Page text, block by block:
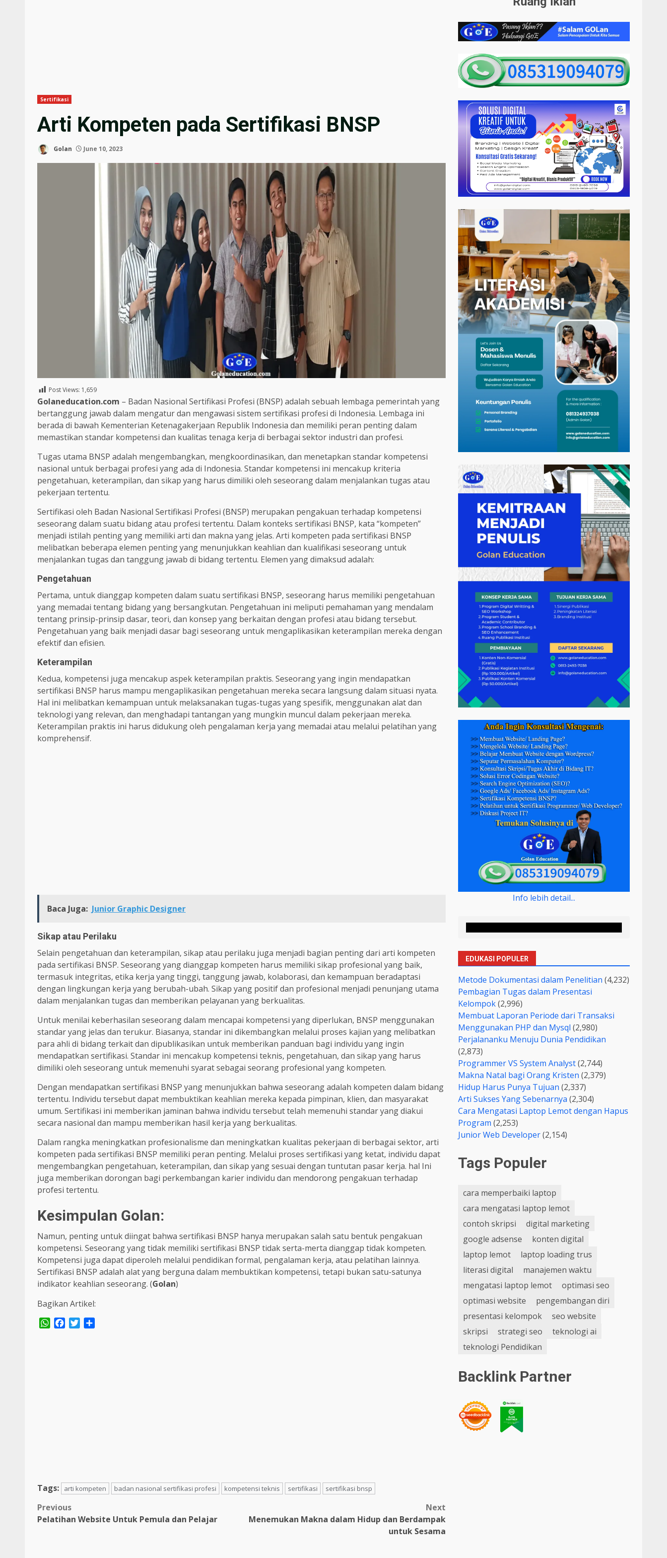
Sertifikasi
Arti Kompeten pada Sertifikasi BNSP
Golan June 10, 2023
Post Views: 1,659
Golaneducation.com – Badan Nasional Sertifikasi Profesi (BNSP) adalah sebuah lembaga pemerintah yang
bertanggung jawab dalam mengatur dan mengawasi sistem sertifikasi profesi di Indonesia. Lembaga ini
berada di bawah Kementerian Ketenagakerjaan Republik Indonesia dan memiliki peran penting dalam
memastikan standar kompetensi dan kualitas tenaga kerja di berbagai sektor industri dan profesi.
Tugas utama BNSP adalah mengembangkan, mengkoordinasikan, dan menetapkan standar kompetensi
nasional untuk berbagai profesi yang ada di Indonesia. Standar kompetensi ini mencakup kriteria
pengetahuan, keterampilan, dan sikap yang harus dimiliki oleh seseorang dalam menjalankan tugas atau
pekerjaan tertentu.
Sertifikasi oleh Badan Nasional Sertifikasi Profesi (BNSP) merupakan pengakuan terhadap kompetensi
seseorang dalam suatu bidang atau profesi tertentu. Dalam konteks sertifikasi BNSP, kata “kompeten”
menjadi istilah penting yang memiliki arti dan makna yang jelas. Arti kompeten pada sertifikasi BNSP
melibatkan beberapa elemen penting yang menunjukkan keahlian dan kualifikasi seseorang untuk
menjalankan tugas dan tanggung jawab di bidang tertentu. Elemen yang dimaksud adalah:
Pengetahuan
Pertama, untuk dianggap kompeten dalam suatu sertifikasi BNSP, seseorang harus memiliki pengetahuan
yang memadai tentang bidang yang bersangkutan. Pengetahuan ini meliputi pemahaman yang mendalam
tentang prinsip-prinsip dasar, teori, dan konsep yang berkaitan dengan profesi atau bidang tersebut.
Pengetahuan yang baik menjadi dasar bagi seseorang untuk mengaplikasikan keterampilan mereka dengan
efektif dan efisien.
Keterampilan
Kedua, kompetensi juga mencakup aspek keterampilan praktis. Seseorang yang ingin mendapatkan
sertifikasi BNSP harus mampu mengaplikasikan pengetahuan mereka secara langsung dalam situasi nyata.
Hal ini melibatkan kemampuan untuk melaksanakan tugas-tugas yang spesifik, menggunakan alat dan
teknologi yang relevan, dan menghadapi tantangan yang mungkin muncul dalam pekerjaan mereka.
Keterampilan praktis ini harus didukung oleh pengalaman kerja yang memadai atau melalui pelatihan yang
komprehensif.
Baca Juga: Junior Graphic Designer
Sikap atau Perilaku
Selain pengetahuan dan keterampilan, sikap atau perilaku juga menjadi bagian penting dari arti kompeten
pada sertifikasi BNSP. Seseorang yang dianggap kompeten harus memiliki sikap profesional yang baik,
termasuk integritas, etika kerja yang tinggi, tanggung jawab, kolaborasi, dan kemampuan beradaptasi
dengan lingkungan kerja yang berubah-ubah. Sikap yang positif dan profesional menjadi penunjang utama
dalam menjalankan tugas dan memberikan pelayanan yang berkualitas.
Untuk menilai keberhasilan seseorang dalam mencapai kompetensi yang diperlukan, BNSP menggunakan
standar yang jelas dan terukur. Biasanya, standar ini dikembangkan melalui proses kajian yang melibatkan
para ahli di bidang terkait dan dipublikasikan untuk memberikan panduan bagi individu yang ingin
mendapatkan sertifikasi. Standar ini mencakup kompetensi teknis, pengetahuan, dan sikap yang harus
dimiliki oleh seseorang untuk memenuhi syarat sebagai seorang profesional yang kompeten.
Dengan mendapatkan sertifikasi BNSP yang menunjukkan bahwa seseorang adalah kompeten dalam bidang
tertentu. Individu tersebut dapat membuktikan keahlian mereka kepada pimpinan, klien, dan masyarakat
umum. Sertifikasi ini memberikan jaminan bahwa individu tersebut telah memenuhi standar yang diakui
secara nasional dan mampu memberikan hasil kerja yang berkualitas.
Dalam rangka meningkatkan profesionalisme dan meningkatkan kualitas pekerjaan di berbagai sektor, arti
kompeten pada sertifikasi BNSP memiliki peran penting. Melalui proses sertifikasi yang ketat, individu dapat
mengembangkan pengetahuan, keterampilan, dan sikap yang sesuai dengan tuntutan pasar kerja. hal Ini
juga memberikan dorongan bagi perkembangan karier individu dan mendorong pengakuan terhadap
profesi tertentu.
Kesimpulan Golan:
Namun, penting untuk diingat bahwa sertifikasi BNSP hanya merupakan salah satu bentuk pengakuan
kompetensi. Seseorang yang tidak memiliki sertifikasi BNSP tidak serta-merta dianggap tidak kompeten.
Kompetensi juga dapat diperoleh melalui pendidikan formal, pengalaman kerja, atau pelatihan lainnya.
Sertifikasi BNSP adalah alat yang berguna dalam membuktikan kompetensi, tetapi bukan satu-satunya
indikator keahlian seseorang. (Golan)
Bagikan Artikel:
WhatsApp
Facebook
Twitter
Tags: arti kompeten badan nasional sertifikasi profesi kompetensi teknis sertifikasi sertifikasi bnsp
Post
Previous
Pelatihan Website Untuk Pemula dan Pelajar
Next
Menemukan Makna dalam Hidup dan Berdampak
untuk Sesama
Info lebih detail...
EDUKASI POPULER
Metode Dokumentasi dalam Penelitian (4,232)
Pembagian Tugas dalam Presentasi
Kelompok(2,996)
Membuat Laporan Periode dari Transaksi
Menggunakan PHP dan Mysql (2,980)
Perjalananku Menuju Dunia Pendidikan
(2,873)
Programmer VS System Analyst(2,744)
Makna Natal bagi Orang Kristen (2,379)
Hidup Harus Punya Tujuan (2,337)
Arti Sukses Yang Sebenarnya (2,304)
Cara Mengatasi Laptop Lemot dengan Hapus
Program (2,253)
Junior Web Developer(2,154)
Tags Populer
cara memperbaiki laptop
cara mengatasi laptop lemot
contoh skripsi
digital marketing
google adsense
konten digital
laptop lemot
laptop loading trus
literasi digital
manajemen waktu
mengatasi laptop lemot
optimasi seo
optimasi website
pengembangan diri
presentasi kelompok
seo website
skripsi
strategi seo
teknologi ai
teknologi Pendidikan
Backlink Partner